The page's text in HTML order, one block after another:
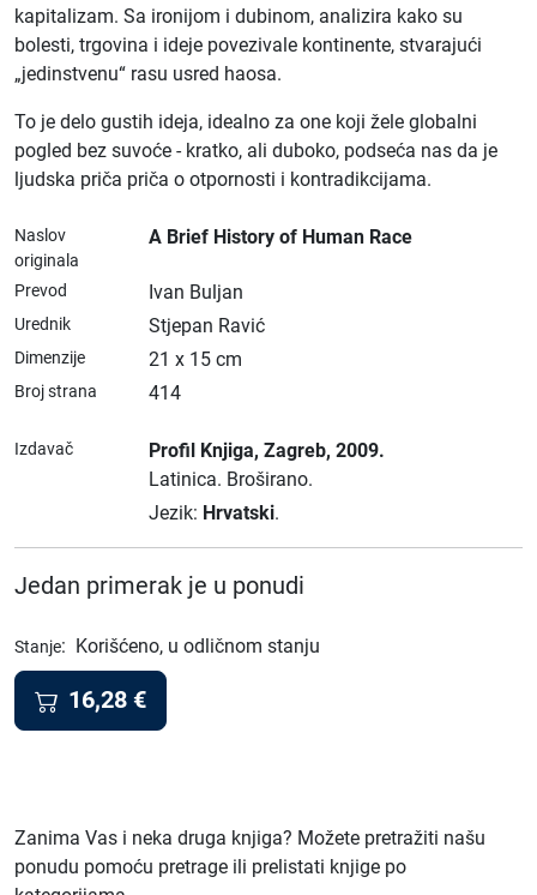
kapitalizam. Sa ironijom i dubinom, analizira kako su
bolesti, trgovina i ideje povezivale kontinente, stvarajući
„jedinstvenu“ rasu usred haosa.
To je delo gustih ideja, idealno za one koji žele globalni
pogled bez suvoće - kratko, ali duboko, podseća nas da je
ljudska priča priča o otpornosti i kontradikcijama.
Naslov
originala
A Brief History of Human Race
Prevod Ivan Buljan
Urednik Stjepan Ravić
Dimenzije 21 x 15 cm
Broj strana 414
Izdavač Profil Knjiga, Zagreb, 2009.
Latinica. Broširano.
Jezik: Hrvatski.
Jedan primerak je u ponudi
Stanje: Korišćeno, u odličnom stanju
16,28 €
Zanima Vas i neka druga knjiga? Možete pretražiti našu
ponudu pomoću pretrage ili prelistati knjige po